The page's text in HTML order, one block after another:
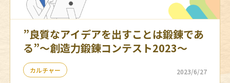
”良質なアイデアを出すことは鍛錬であ
る”～創造力鍛錬コンテスト2023～
カルチャー
2023/6/27